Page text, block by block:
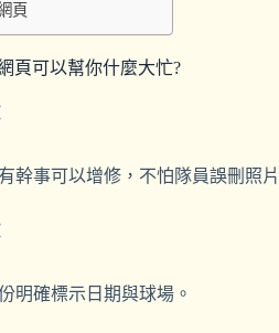
頁
頁可以幫你什麼大忙?
幹事可以增修， 不怕隊員誤刪照片
明確標示日期與球場。